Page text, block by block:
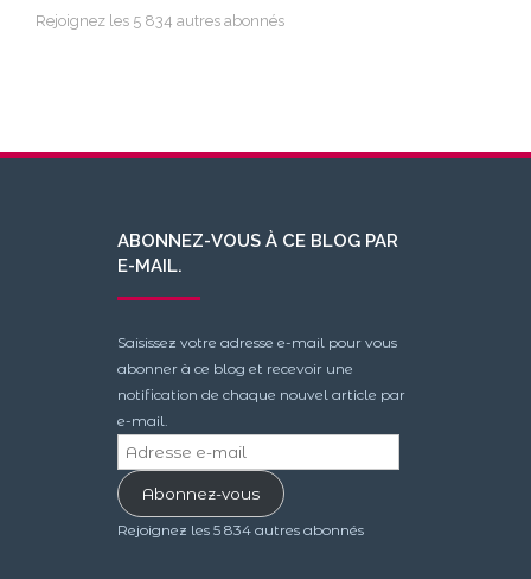
Rejoignez les 5 834 autres abonnés
ABONNEZ-VOUS À CE BLOG PAR
E-MAIL.
Saisissez votre adresse e-mail pour vous
abonner à ce blog et recevoir une
notification de chaque nouvel article par
e-mail.
Adresse
e-
mailAbonnez-vous
Rejoignez les 5 834 autres abonnés